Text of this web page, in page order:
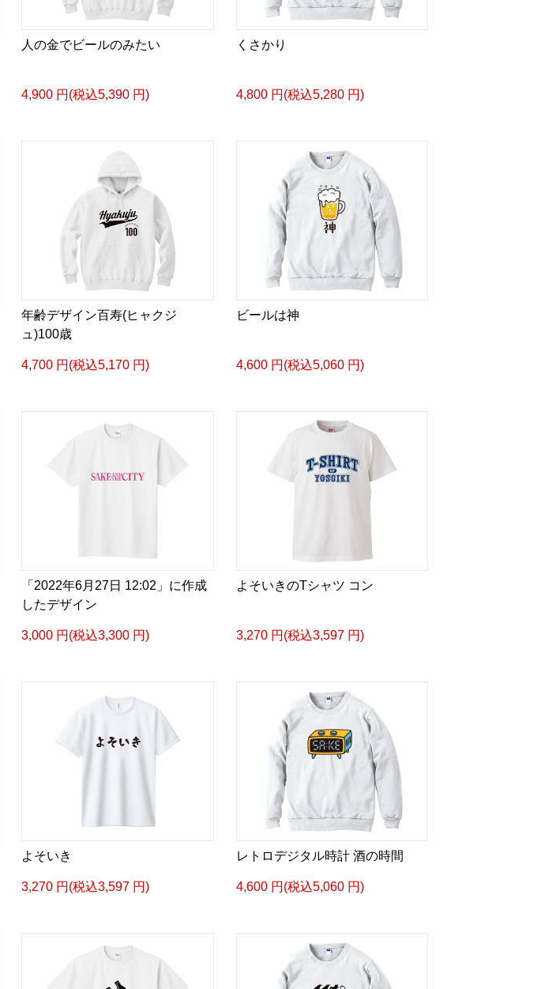
人の金でビールのみたい
4,900 円(税込5,390 円)
くさかり
4,800 円(税込5,280 円)
年齢デザイン百寿(ヒャクジ
ュ)100歳
4,700 円(税込5,170 円)
ビールは神
4,600 円(税込5,060 円)
「2022年6月27日 12:02」に作成
したデザイン
3,000 円(税込3,300 円)
よそいきのTシャツ コン
3,270 円(税込3,597 円)
よそいき
3,270 円(税込3,597 円)
レトロデジタル時計 酒の時間
4,600 円(税込5,060 円)